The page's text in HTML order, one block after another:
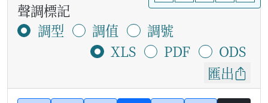
聲調標記
調型
調值
調號
XLS
PDF
ODS
匯出